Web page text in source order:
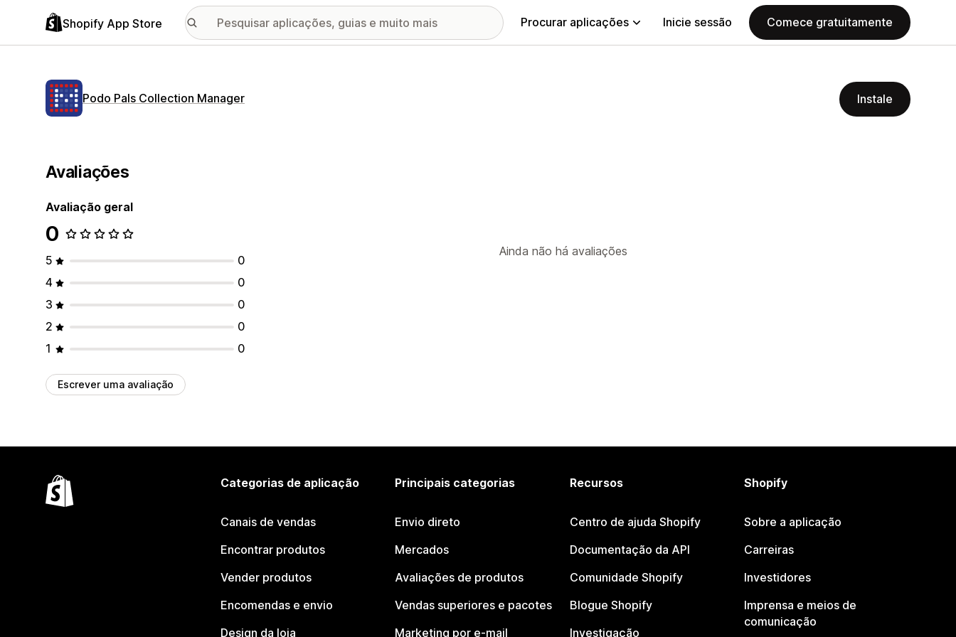
Shopify App Store Procurar aplicações Inicie sessão Comece gratuitamente
Podo Pals Collection Manager Instale
Avaliações
Avaliação geral
0
5
0
4
0
3
0
2
0
1
0
Escrever uma avaliação
Ainda não há avaliações
Categorias de aplicação
Canais de vendas
Encontrar produtos
Vender produtos
Encomendas e envio
Design da loja
Principais categorias
Envio direto
Mercados
Avaliações de produtos
Vendas superiores e pacotes
Marketing por e-mail
Recursos
Centro de ajuda Shopify
Documentação da API
Comunidade Shopify
Blogue Shopify
Investigação
Shopify
Sobre a aplicação
Carreiras
Investidores
Imprensa e meios de
comunicação